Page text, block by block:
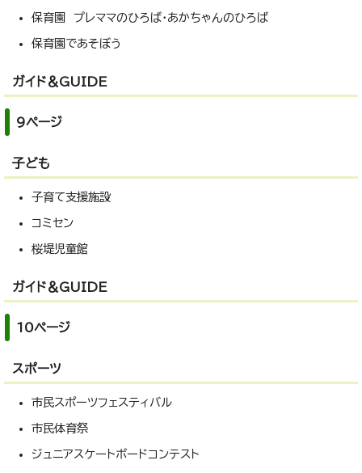
保育園 プレママのひろば・あかちゃんのひろば
保育園であそぼう
ガイド＆GUIDE
9ページ
子ども
子育て支援施設
コミセン
桜堤児童館
ガイド＆GUIDE
10ページ
スポーツ
市民スポーツフェスティバル
市民体育祭
ジュニアスケートボードコンテスト